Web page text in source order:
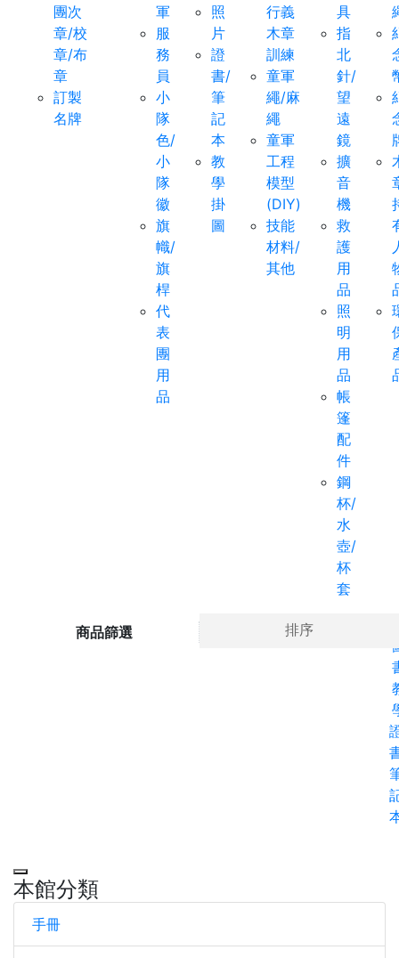
團次
章/校
章/布
章
訂製
名牌
軍
服
務
員
小
隊
色/
小
隊
徽
旗
幟/
旗
桿
代
表
團
用
品
照
片
證
書/
筆
記
本
教
學
掛
圖
行義
木章
訓練
童軍
繩/麻
繩
童軍
工程
模型
(DIY)
技能
材料/
其他
具
指
北
針/
望
遠
鏡
擴
音
機
救
護
用
品
照
明
用
品
帳
篷
配
件
鋼
杯/
水
壺/
杯
套
商品篩選 排序
本館分類
手冊